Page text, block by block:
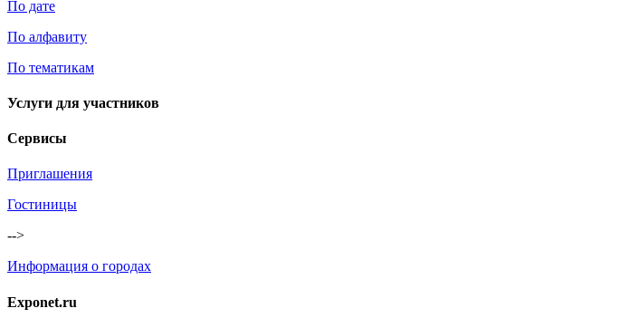
По дате
По алфавиту
По тематикам
Услуги для участников
Сервисы
Приглашения
Гостиницы
-->
Информация о городах
Exponet.ru